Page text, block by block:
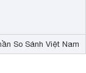
So Sánh Việt Nam